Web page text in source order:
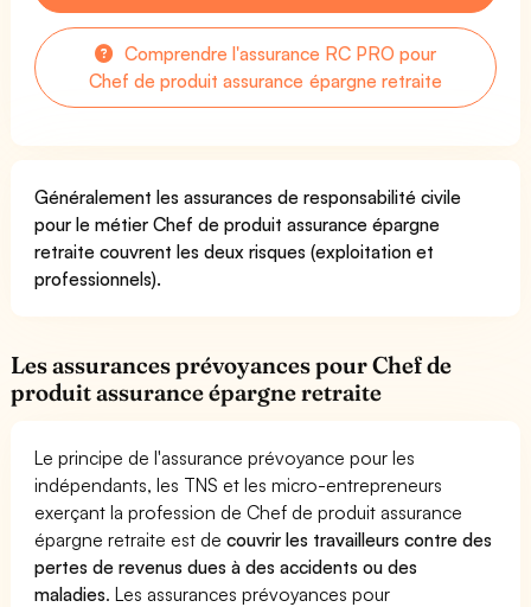
Comprendre l'assurance RC PRO pour
Chef de produit assurance épargne retraite
Généralement les assurances de responsabilité civile
pour le métier Chef de produit assurance épargne
retraite couvrent les deux risques (exploitation et
professionnels).
Les assurances prévoyances pour Chef de
produit assurance épargne retraite
Le principe de l'assurance prévoyance pour les
indépendants, les TNS et les micro-entrepreneurs
exerçant la profession de Chef de produit assurance
épargne retraite est decouvrir les travailleurs contre des
pertes de revenus dues à des accidents ou des
maladies. Les assurances prévoyances pour